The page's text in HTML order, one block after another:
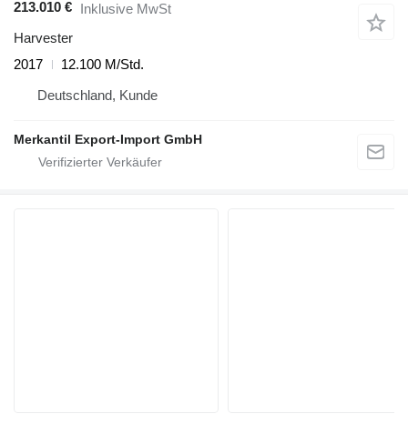
213.010 € Inklusive MwSt
Harvester
2017
12.100 M/Std.
Deutschland, Kunde
Merkantil Export-Import GmbH